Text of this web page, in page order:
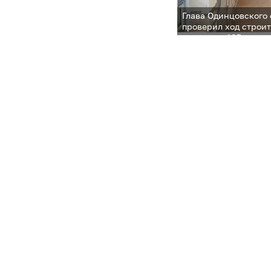
Глава
проверил ход
садика на 185